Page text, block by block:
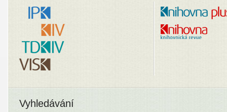
Vyhledávání